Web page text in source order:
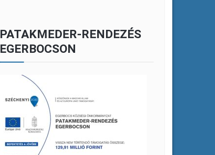
PATAKMEDER-RENDEZÉS
EGERBOCSON